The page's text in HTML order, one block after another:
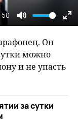
Mute
Он
можно
и не упасть
за сутки